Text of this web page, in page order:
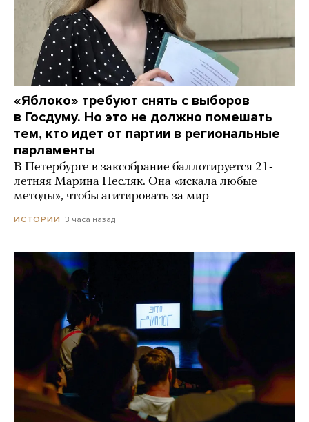
«Яблоко» требуют снять с выборов
в Госдуму. Но это не должно помешать
тем, кто идет от партии в региональные
парламенты
В Петербурге в заксобрание баллотируется 21-
летняя Марина Песляк. Она «искала любые
методы», чтобы агитировать за мир
ИСТОРИИ 3 часа назад